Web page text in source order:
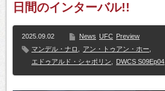
日間のインターバル!!
2025.09.02 News UFC Preview
マンデル・ナロ
アン・トゥアン・ホー
エドゥアルド・シャポリン
DWCS S09Ep04